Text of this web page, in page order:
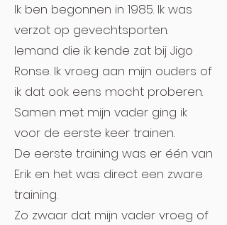
Ik ben begonnen in 1985. Ik was
verzot op gevechtsporten.
Iemand die ik kende zat bij Jigo
Ronse. Ik vroeg aan mijn ouders of
ik dat ook eens mocht proberen.
Samen met mijn vader ging ik
voor de eerste keer trainen.
De eerste training was er één van
Erik en het was direct een zware
training.
Zo zwaar dat mijn vader vroeg of